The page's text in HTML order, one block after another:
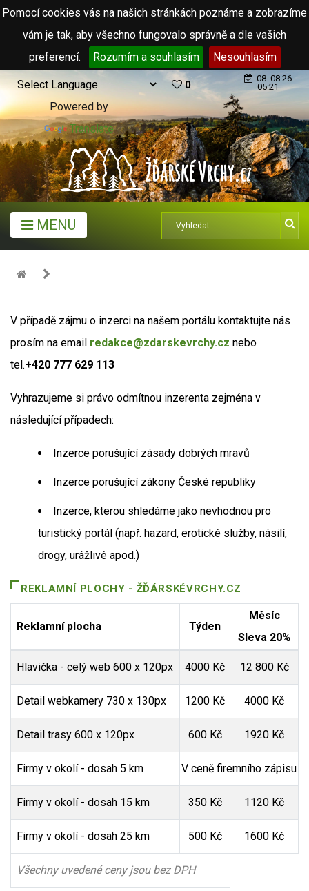
Pomocí cookies vás na našich stránkách poznáme a zobrazíme
vám je tak, aby všechno fungovalo správně a dle vašich
preferencí.
Rozumím a souhlasím Nesouhlasím
Powered by
Translate
0
08. 08.26
05:21
MENU
V případě zájmu o inzerci na našem portálu kontaktujte nás
prosím na email redakce@zdarskevrchy.cz nebo
tel.+420 777 629 113
Vyhrazujeme si právo odmítnou inzerenta zejména v
následující případech:
Inzerce porušující zásady dobrých mravů
Inzerce porušující zákony České republiky
Inzerce, kterou shledáme jako nevhodnou pro
turistický portál (např. hazard, erotické služby, násilí,
drogy, urážlivé apod.)
REKLAMNÍ PLOCHY - ŽĎÁRSKÉVRCHY.CZ
Reklamní plocha Týden
Měsíc
Sleva 20%
Hlavička - celý web 600 x 120px 4000 Kč 12 800 Kč
Detail webkamery 730 x 130px 1200 Kč 4000 Kč
Detail trasy 600 x 120px 600 Kč 1920 Kč
Firmy v okolí - dosah 5 km V ceně firemního zápisu
Firmy v okolí - dosah 15 km 350 Kč 1120 Kč
Firmy v okolí - dosah 25 km 500 Kč 1600 Kč
Všechny uvedené ceny jsou bez DPH